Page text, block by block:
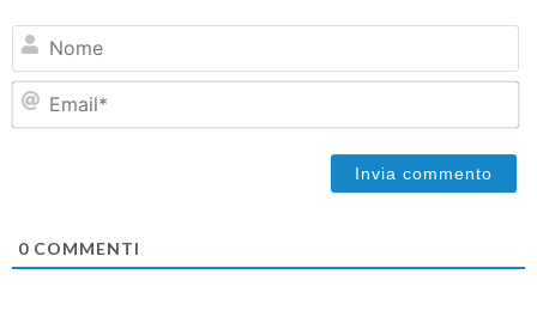
0 COMMENTI